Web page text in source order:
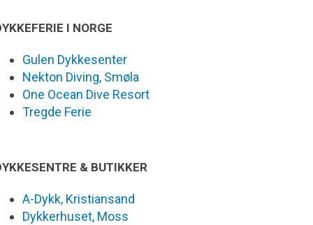
I NORGE
Gulen Dykkesenter
Nekton Diving, Smøla
One Ocean Dive Resort
Tregde Ferie
& BUTIKKER
A-Dykk, Kristiansand
Dykkerhuset, Moss